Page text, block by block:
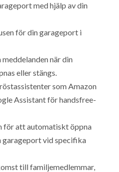
med hjälp av din
för din garageport i
när din
eller stängs.
som Amazon
Assistant för handsfree-
för att automatiskt öppna
garageport vid specifika
till familjemedlemmar,